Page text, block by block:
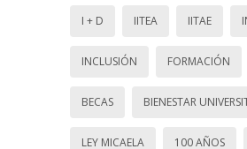
I + D IITEA IITAE
INCLUSIÓN FORMACIÓN
BECAS BIENESTAR
LEY MICAELA 100 AÑOS